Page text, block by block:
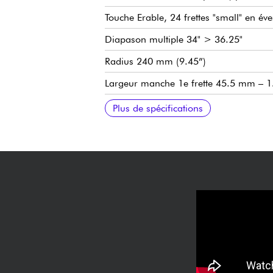
Touche Erable, 24 frettes "small" en
Diapason multiple 34" > 36.25"
Radius 240 mm (9.45”)
Largeur manche 1e frette 45.5 mm –
Epaisseur manche 1e frette 21 mm –
Epaisseur manche 12e frette 24 mm –
Micros Dingwall FD-3N avec aimants
Pré-amplification active/passive EMG
Chevalet custom Dingwall
Mécaniques custom Dingwall
Finition brillant
Vendue avec avec housse Dingwall
Plus de spécifications